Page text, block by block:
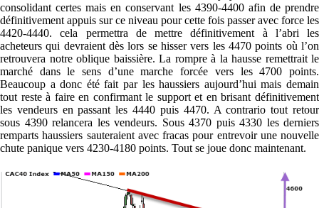
consolidant certes mais en conservant les 4390-4400 afin de prendre
définitivement appuis sur ce niveau pour cette fois passer avec force les
4420-4440. cela permettra de mettre définitivement à l’abri les
acheteurs qui devraient dès lors se hisser vers les 4470 points où l’on
retrouvera notre oblique baissière. La rompre à la hausse remettrait le
marché dans le sens d’une marche forcée vers les 4700 points.
Beaucoup a donc été fait par les haussiers aujourd’hui mais demain
tout reste à faire en confirmant le support et en brisant définitivement
les vendeurs en passant les 4440 puis 4470. A contrario tout retour
sous 4390 relancera les vendeurs. Sous 4370 puis 4330 les derniers
remparts haussiers sauteraient avec fracas pour entrevoir une nouvelle
chute panique vers 4230-4180 points. Tout se joue donc maintenant.